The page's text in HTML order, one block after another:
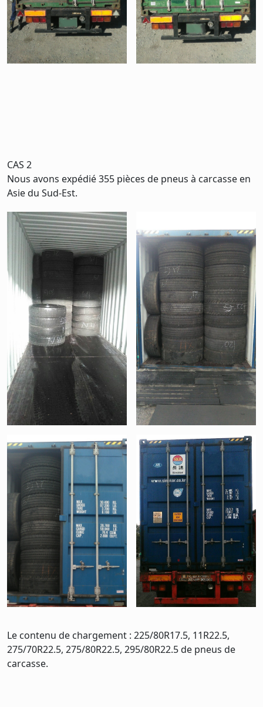
CAS 2
Nous avons expédié 355 pièces de pneus à carcasse en
Asie du Sud-Est.
Le contenu de chargement : 225/80R17.5, 11R22.5,
275/70R22.5, 275/80R22.5, 295/80R22.5 de pneus de
carcasse.